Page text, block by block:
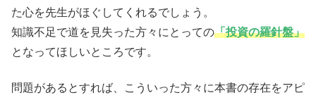
た心を先生がほぐしてくれるでしょう。
知識不足で道を見失った方々にとっての「投資の羅針盤」
となってほしいところです。
問題があるとすれば、こういった方々に本書の存在をアピ